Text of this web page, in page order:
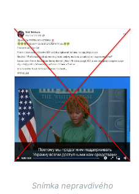
Image
Snímka nepravdivého